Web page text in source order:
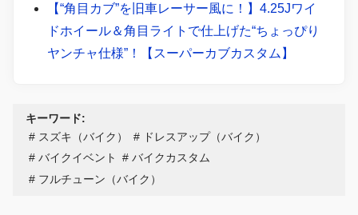
【“角目カブ”を旧車レーサー風に！】4.25Jワイ
ドホイール＆角目ライトで仕上げた“ちょっぴり
ヤンチャ仕様”！【スーパーカブカスタム】
キーワード:
スズキ（バイク）
ドレスアップ（バイク）
バイクイベント
バイクカスタム
フルチューン（バイク）